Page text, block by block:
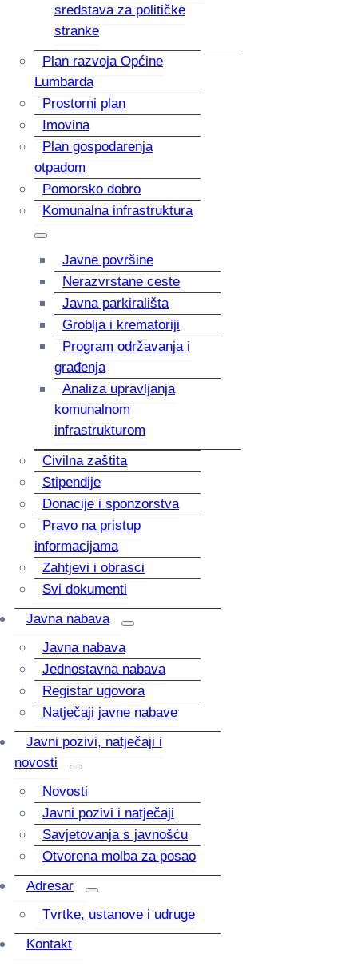
sredstava za političke
stranke
Plan razvoja Općine
Lumbarda
Prostorni plan
Imovina
Plan gospodarenja
otpadom
Pomorsko dobro
Komunalna infrastruktura
Javne površine
Nerazvrstane ceste
Javna parkirališta
Groblja i krematoriji
Program održavanja i
građenja
Analiza upravljanja
komunalnom
infrastrukturom
Civilna zaštita
Stipendije
Donacije i sponzorstva
Pravo na pristup
informacijama
Zahtjevi i obrasci
Svi dokumenti
Javna nabava
Javna nabava
Jednostavna nabava
Registar ugovora
Natječaji javne nabave
Javni pozivi, natječaji i
novosti
Novosti
Javni pozivi i natječaji
Savjetovanja s javnošću
Otvorena molba za posao
Adresar
Tvrtke, ustanove i udruge
Kontakt